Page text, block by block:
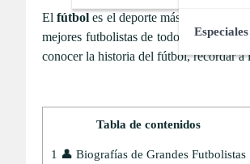
Especiales
Elfútbol es el deporte más popular del
mejores futbolistas de todos los
conocer la historia del fútbol, recordar a
Tabla de contenidos
1 👤 Biografías de Grandes Futbolistas